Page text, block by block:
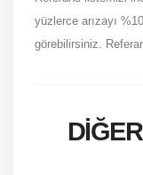
yüzlerce arızayı
görebilirsiniz.